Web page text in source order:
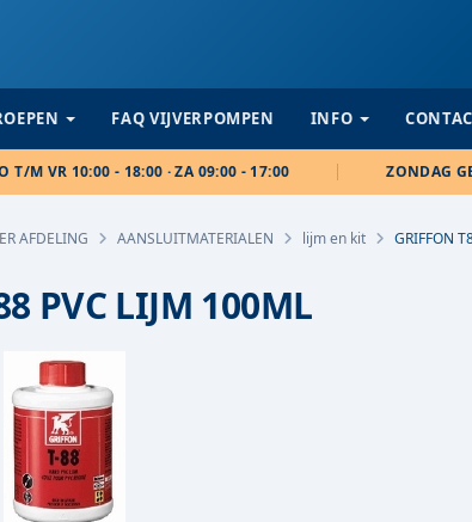
FAQ VIJVERPOMPEN INFO
T/M VR 10:00 - 18:00 · ZA 09:00 - 17:00 ZONDAG
AFDELING AANSLUITMATERIALEN lijm en kit GRIFFON
PVC LIJM 100ML